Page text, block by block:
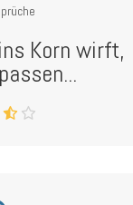
Korn wirft,